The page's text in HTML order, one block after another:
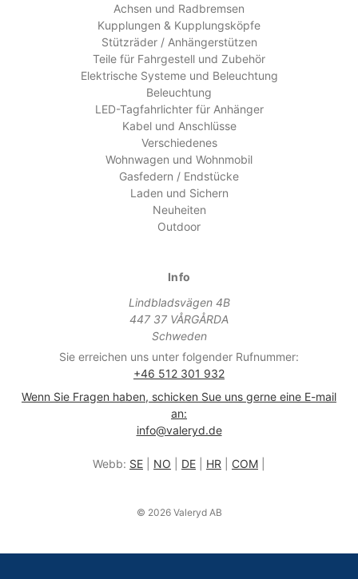
Achsen und Radbremsen
Kupplungen & Kupplungsköpfe
Stützräder / Anhängerstützen
Teile für Fahrgestell und Zubehör
Elektrische Systeme und Beleuchtung
Beleuchtung
LED-Tagfahrlichter für Anhänger
Kabel und Anschlüsse
Verschiedenes
Wohnwagen und Wohnmobil
Gasfedern / Endstücke
Laden und Sichern
Neuheiten
Outdoor
Info
Lindbladsvägen 4B
447 37 VÅRGÅRDA
Schweden
Sie erreichen uns unter folgender Rufnummer:
+46 512 301 932
Wenn Sie Fragen haben, schicken Sue uns gerne eine E-mail
an:
info@valeryd.de
Webb: SE NO DE HR COM
© 2026 Valeryd AB